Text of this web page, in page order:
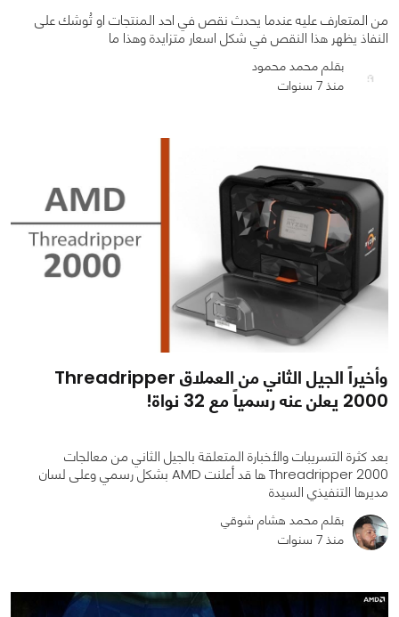
من المتعارف عليه عندما يحدث نقص في احد المنتجات او تُوشك على
النفاذ يظهر هذا النقص في شكل اسعار متزايدة وهذا ما
بقلم محمد محمود
منذ 7 سنوات
1711
وأخيراً الجيل الثاني من العملاق Threadripper
2000 يعلن عنه رسمياً مع 32 نواة!
بعد كثرة التسريبات والأخبارة المتعلقة بالجيل الثاني من معالجات
Threadripper 2000 ها قد أعلنت AMD بشكل رسمي وعلى لسان
مديرها التنفيذي السيدة
بقلم محمد هشام شوقي
منذ 7 سنوات